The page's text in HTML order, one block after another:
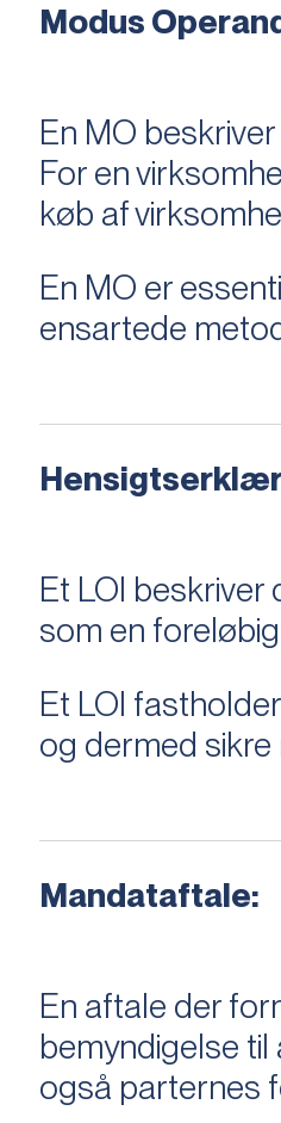
Modus
En MO
For en
køb af
En MO er
ensartede
Et LOI
som en
Et LOI
og dermed
Mandataftale:
En aftale der
bemyndigelse
også parternes